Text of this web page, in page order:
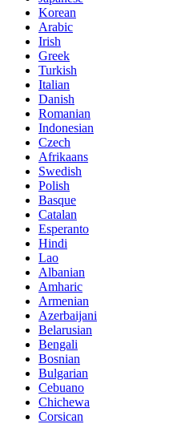
Korean
Arabic
Irish
Greek
Turkish
Italian
Danish
Romanian
Indonesian
Czech
Afrikaans
Swedish
Polish
Basque
Catalan
Esperanto
Hindi
Lao
Albanian
Amharic
Armenian
Azerbaijani
Belarusian
Bengali
Bosnian
Bulgarian
Cebuano
Chichewa
Corsican